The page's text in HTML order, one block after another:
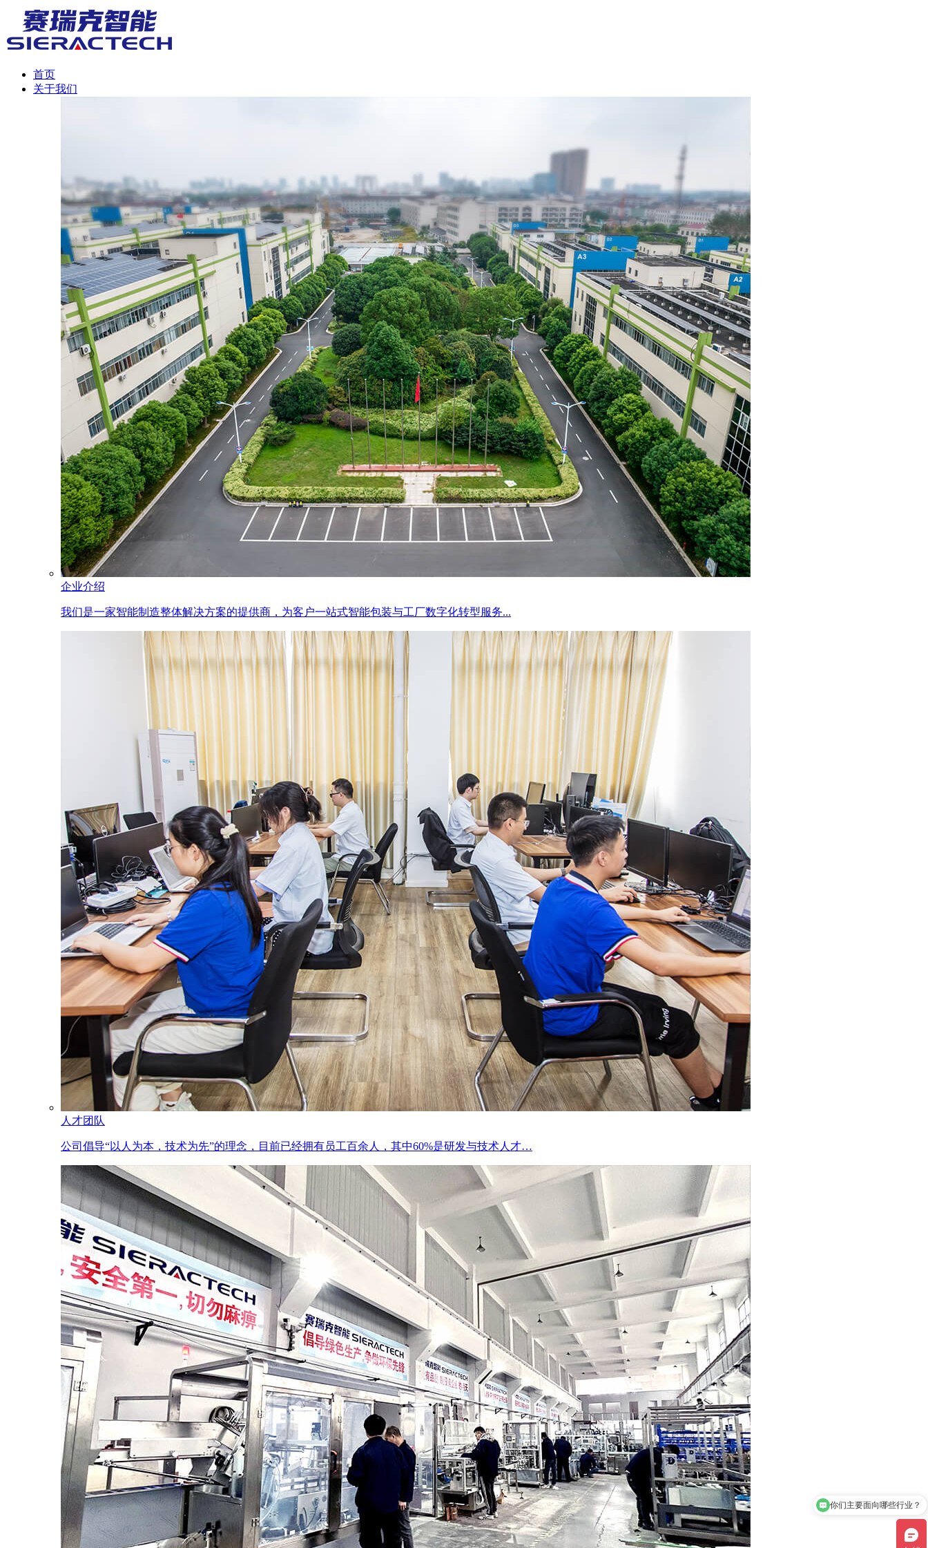
首页
关于我们
企业介绍
我们是一家智能制造整体解决方案的提供商，为客户一站式智能包装与工厂数字化转型服务...
人才团队
公司倡导“以人为本，技术为先”的理念，目前已经拥有员工百余人，其中60%是研发与技术人才…
请问公司的联系方式是？